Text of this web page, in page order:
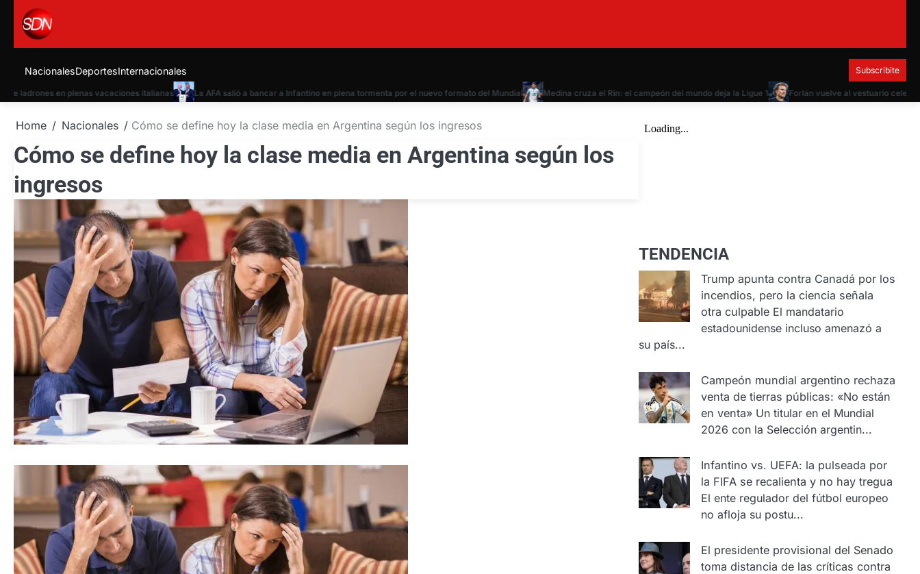
content
NacionalesDeportesInternacionales Subscribite
en plenas vacaciones italianas La AFA salió a bancar a Infantino en plena tormenta por el nuevo formato del Mundial Medina cruza el Rin: el campeón del mundo deja la Ligue 1 Forlán vuelve al vestuario celeste
Home Nacionales Cómo se define hoy la clase media en Argentina según los ingresos
Cómo se define hoy la clase media en Argentina según los
ingresos
TENDENCIA
Trump apunta contra Canadá por los
incendios, pero la ciencia señala
otra culpable El mandatario
estadounidense incluso amenazó a
su país...
Campeón mundial argentino rechaza
venta de tierras públicas: «No están
en venta» Un titular en el Mundial
2026 con la Selección argentin...
Infantino vs. UEFA: la pulseada por
la FIFA se recalienta y no hay tregua
El ente regulador del fútbol europeo
no afloja su postu...
El presidente provisional del Senado
toma distancia de las críticas contra